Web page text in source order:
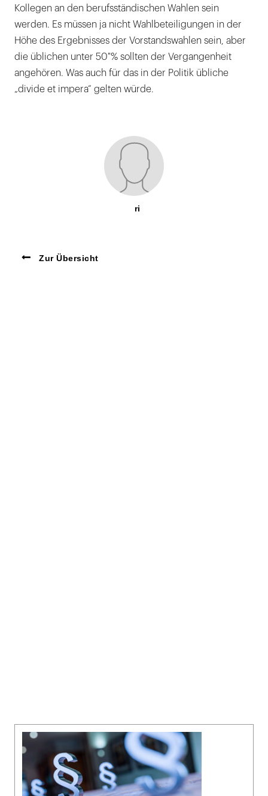
Kollegen an den berufsständischen Wahlen sein
werden. Es müssen ja nicht Wahlbeteiligungen in der
Höhe des Ergebnisses der Vorstandswahlen sein, aber
die üblichen unter 50 % sollten der Vergangenheit
angehören. Was auch für das in der Politik übliche
„divide et impera“ gelten würde.
ri
Zur Übersicht